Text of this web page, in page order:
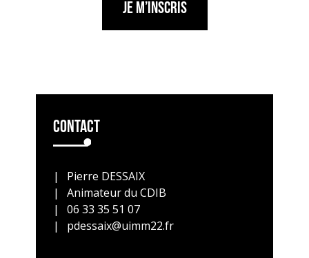
Je m’inscris
Contact
Pierre DESSAIX
Animateur du CDIB
06 33 35 51 07
pdessaix@uimm22.fr